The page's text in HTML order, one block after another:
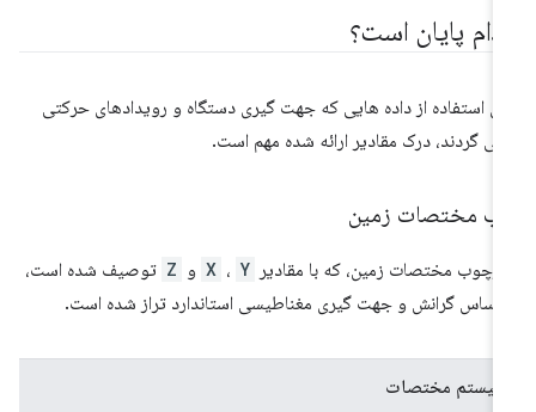
پایان است؟
استفاده از داده هایی که جهت گیری دستگاه و رویدادهای حرکتی
گردند، درک مقادیر ارائه شده مهم است.
مختصات زمین
مختصات زمین، که با مقادیر X ، Y و
توصیف شده است،
اساس گرانش و جهت گیری مغناطیسی استاندارد تراز شده است.
سیستم مختصات